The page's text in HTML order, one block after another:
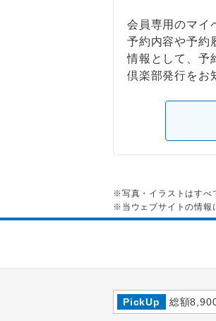
会員専用のマイ
予約内容や予約
情報として、予
倶楽部発行をお
※写真・イラストはすべ
※当ウェブサイトの情報
PickUp 総額